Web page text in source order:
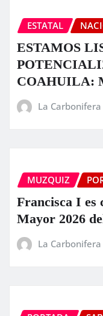
ESTATAL
ESTAMOS
COAHUILA:
La Carbonifera
MUZQUIZ
Francisca I es
Mayor 2026
La Carbonifera